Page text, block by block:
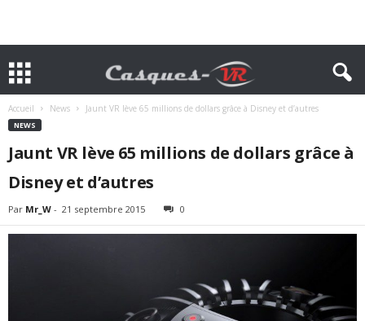
Accueil News Jaunt VR lève 65 millions de dollars grâce à Disney et d’autres
NEWS
Jaunt VR lève 65 millions de dollars grâce à
Disney et d’autres
Par Mr_W - 21 septembre 2015 0